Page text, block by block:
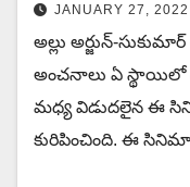
JANUARY 27, 2022
అల్లు అర్జున్-
అంచనాలు ఏ
మధ్య విడుదలైన ఈ
కురిపించింది. ఈ సినిమా